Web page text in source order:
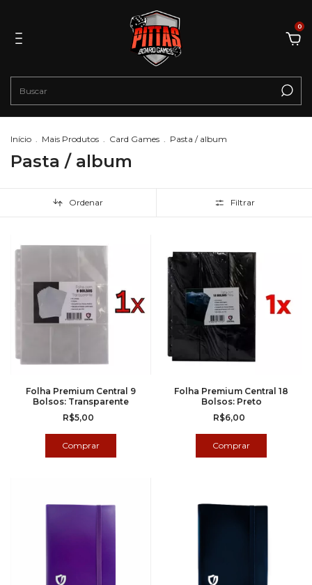
0
Início . Mais Produtos . Card Games . Pasta / album
Pasta / album
Ordenar Filtrar
Folha Premium Central 9
Bolsos: Transparente
R$5,00
Folha Premium Central 18
Bolsos: Preto
R$6,00